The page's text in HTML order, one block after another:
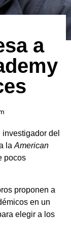
a
del
la American
pocos
proponen a
en un
elegir a los